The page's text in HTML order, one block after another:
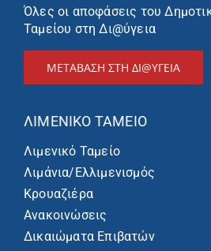
Όλες οι αποφάσεις του
Ταμείου στη Δι@ύγεια
ΜΕΤΑΒΑΣΗ ΣΤΗ ΔΙ@ΥΓΕΙΑ
ΛΙΜΕΝΙΚΌ ΤΑΜΕΊΟ
Λιμενικό Ταμείο
Λιμάνια/Ελλιμενισμός
Κρουαζιέρα
Ανακοινώσεις
Δικαιώματα Επιβατών